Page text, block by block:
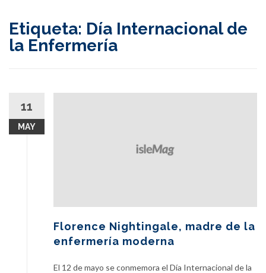
Etiqueta: Día Internacional de
la Enfermería
11
MAY
Florence Nightingale, madre de la
enfermería moderna
El 12 de mayo se conmemora el Día Internacional de la